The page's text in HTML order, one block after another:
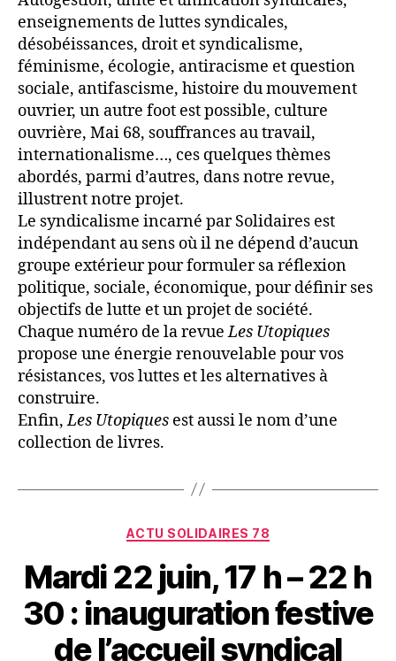
enseignements de luttes syndicales,
désobéissances, droit et syndicalisme,
féminisme, écologie, antiracisme et question
sociale, antifascisme, histoire du mouvement
ouvrier, un autre foot est possible, culture
ouvrière, Mai 68, souffrances au travail,
internationalisme…, ces quelques thèmes
abordés, parmi d’autres, dans notre revue,
illustrent notre projet.
Le syndicalisme incarné par Solidaires est
indépendant au sens où il ne dépend d’aucun
groupe extérieur pour formuler sa réflexion
politique, sociale, économique, pour définir ses
objectifs de lutte et un projet de société.
Chaque numéro de la revueLes Utopiques
propose une énergie renouvelable pour vos
résistances, vos luttes et les alternatives à
construire.
Enfin,Les Utopiques est aussi le nom d’une
collection de livres.
Catégories
ACTU SOLIDAIRES 78
Mardi 22 juin, 17 h – 22 h
30 : inauguration festive
de l’accueil syndical